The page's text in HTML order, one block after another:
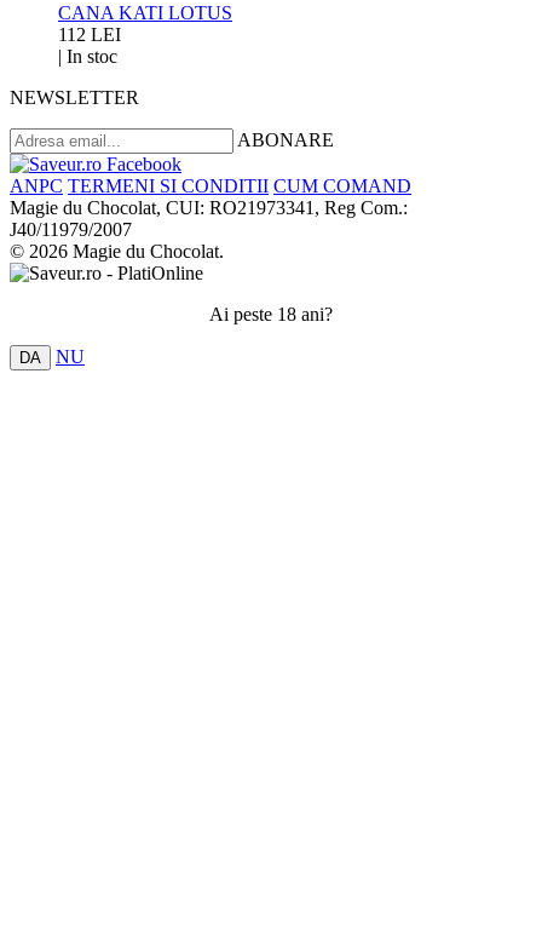
CANA KATI LOTUS
112 LEI
| In stoc
NEWSLETTER
ABONARE
ANPC TERMENI SI CONDITII CUM COMAND
Magie du Chocolat, CUI: RO21973341, Reg Com.:
J40/11979/2007
© 2026 Magie du Chocolat.
Ai peste 18 ani?
DA NU